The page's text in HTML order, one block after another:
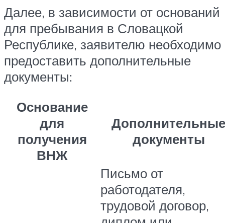
Далее, в зависимости от оснований
для пребывания в Словацкой
Республике, заявителю необходимо
предоставить дополнительные
документы:
Основание
для
получения
ВНЖ
Дополнительные
документы
Письмо от
работодателя,
трудовой договор,